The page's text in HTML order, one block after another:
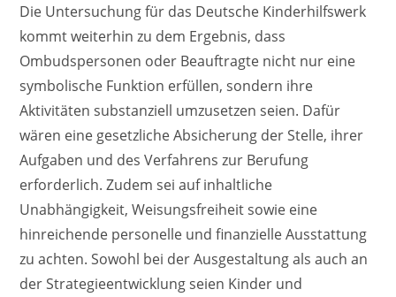
Die Untersuchung für das Deutsche Kinderhilfswerk
kommt weiterhin zu dem Ergebnis, dass
Ombudspersonen oder Beauftragte nicht nur eine
symbolische Funktion erfüllen, sondern ihre
Aktivitäten substanziell umzusetzen seien. Dafür
wären eine gesetzliche Absicherung der Stelle, ihrer
Aufgaben und des Verfahrens zur Berufung
erforderlich. Zudem sei auf inhaltliche
Unabhängigkeit, Weisungsfreiheit sowie eine
hinreichende personelle und finanzielle Ausstattung
zu achten. Sowohl bei der Ausgestaltung als auch an
der Strategieentwicklung seien Kinder und